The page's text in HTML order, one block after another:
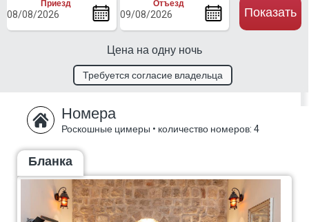
Приезд Отъезд
Цена на одну ночь
Показать
Требуется согласие владельца
Номера
Роскошные цимеры • количество номеров: 4
Бланка